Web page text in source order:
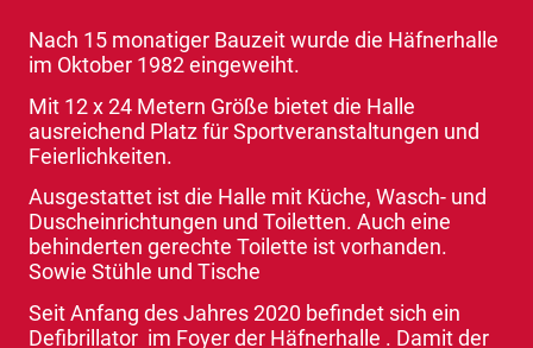
Nach 15 monatiger Bauzeit wurde die Häfnerhalle
im Oktober 1982 eingeweiht.
Mit 12 x 24 Metern Größe bietet die Halle
ausreichend Platz für Sportveranstaltungen und
Feierlichkeiten.
Ausgestattet ist die Halle mit Küche, Wasch- und
Duscheinrichtungen und Toiletten. Auch eine
behinderten gerechte Toilette ist vorhanden.
Sowie Stühle und Tische
Seit Anfang des Jahres 2020 befindet sich ein
Defibrillator im Foyer der Häfnerhalle . Damit der